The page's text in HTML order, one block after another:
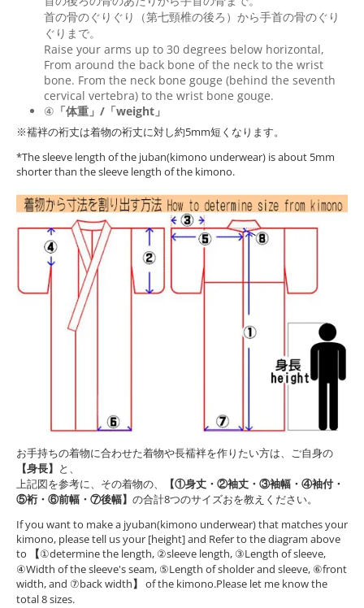
首の骨のぐりぐり（第七頸椎の後ろ）から手首の骨のぐり
ぐりまで。
Raise your arms up to 30 degrees below horizontal,
From around the back bone of the neck to the wrist
bone. From the neck bone gouge (behind the seventh
cervical vertebra) to the wrist bone gouge.
④ 「体重」/「weight」
※襦袢の裄丈は着物の裄丈に対し約5mm短くなります。
*The sleeve length of the juban(kimono underwear) is about 5mm
shorter than the sleeve length of the kimono.
お手持ちの着物に合わせた着物や長襦袢を作りたい方は、ご自身の
【身長】 と、
上記図を参考に、その着物の、
【①身丈・②袖丈・③袖幅・④袖付・
⑤裄・⑥前幅・⑦後幅】 の合計8つのサイズおを教えください。
If you want to make a jyuban(kimono underwear) that matches your
kimono, please tell us your [height] and Refer to the diagram above
to
【①determine the length, ②sleeve length, ③Length of sleeve,
④Width of the sleeve's seam, ⑤Length of sholder and sleeve, ⑥front
width, and ⑦back width】 of the kimono.Please let me know the
total 8 sizes.